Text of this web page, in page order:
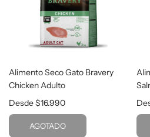
Alimento Seco Gato Bravery
Chicken Adulto
Desde$16.990
AGOTADO